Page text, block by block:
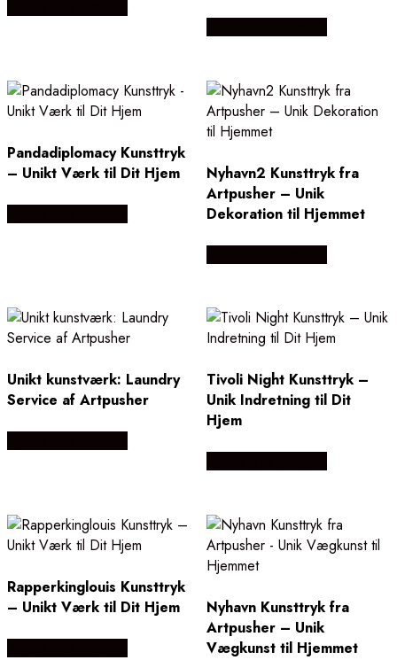
Pandadiplomacy Kunsttryk
– Unikt Værk til Dit Hjem
Nyhavn2 Kunsttryk fra
Artpusher – Unik
Dekoration til Hjemmet
Unikt kunstværk: Laundry
Service af Artpusher
Tivoli Night Kunsttryk –
Unik Indretning til Dit
Hjem
Rapperkinglouis Kunsttryk
– Unikt Værk til Dit Hjem
Nyhavn Kunsttryk fra
Artpusher – Unik
Vægkunst til Hjemmet